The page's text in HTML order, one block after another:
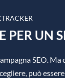
UN
SEO.
può